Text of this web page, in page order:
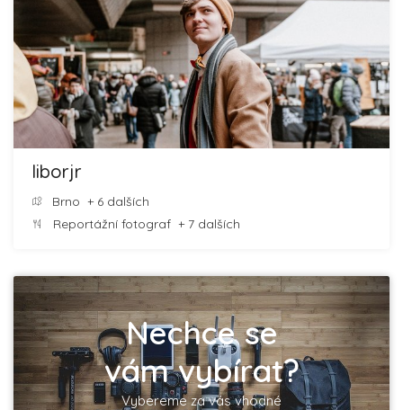
liborjr
Brno + 6 dalších
Reportážní fotograf + 7 dalších
Nechce se
vám vybírat?
Vybereme za vás vhodné